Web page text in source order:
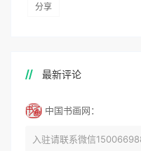
分享
最新评论
中国书画网：
入驻请联系微信